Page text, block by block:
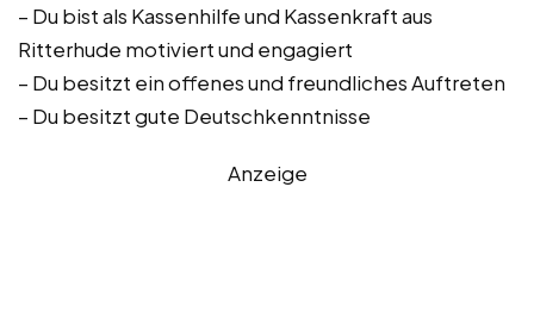
– Du bist als Kassenhilfe und Kassenkraft aus
Ritterhude motiviert und engagiert
– Du besitzt ein offenes und freundliches Auftreten
– Du besitzt gute Deutschkenntnisse
Anzeige